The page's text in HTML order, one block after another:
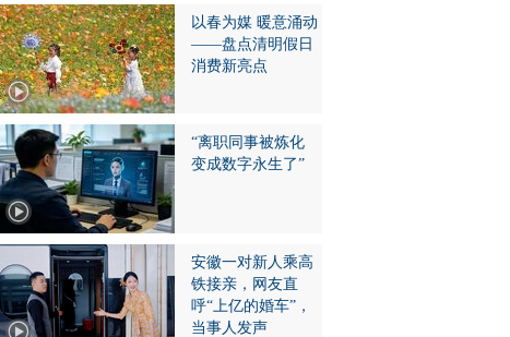
以春为媒 暖意涌动
——盘点清明假日
消费新亮点
“离职同事被炼化
变成数字永生了”
安徽一对新人乘高
铁接亲，网友直
呼“上亿的婚车”，
当事人发声